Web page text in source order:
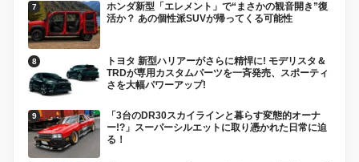
ホンダ新型「エレメント」で“まさかの観音開き”復
活か？ あの個性派SUVが帰ってくる可能性
トヨタ 新型ハリアーがさらに精悍に! モデリスタ＆
TRDが専用カスタムパーツを一斉発売、スポーティ
さを大幅パワーアップ!
「3台のDR30スカイラインと暮らす変態的オーナ
ー!?」スーパーシルエットに取り憑かれた日常に迫
る！